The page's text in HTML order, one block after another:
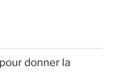
donner la